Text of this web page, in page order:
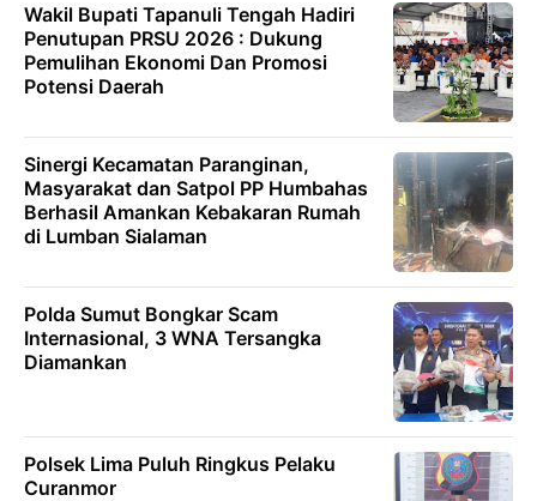
Wakil Bupati Tapanuli Tengah Hadiri
Penutupan PRSU 2026 : Dukung
Pemulihan Ekonomi Dan Promosi
Potensi Daerah
Sinergi Kecamatan Paranginan,
Masyarakat dan Satpol PP Humbahas
Berhasil Amankan Kebakaran Rumah
di Lumban Sialaman
Polda Sumut Bongkar Scam
Internasional, 3 WNA Tersangka
Diamankan
Polsek Lima Puluh Ringkus Pelaku
Curanmor